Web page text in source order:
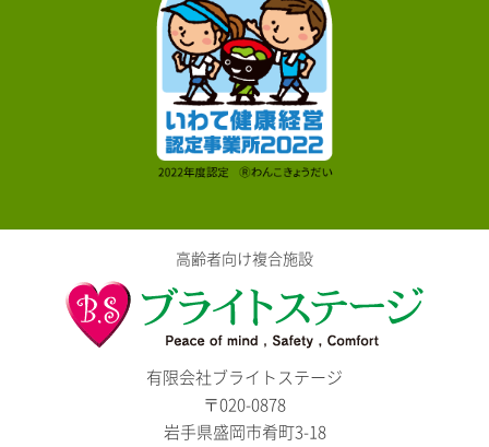
高齢者向け複合施設
有限会社ブライトステージ
〒020-0878
岩手県盛岡市肴町3-18